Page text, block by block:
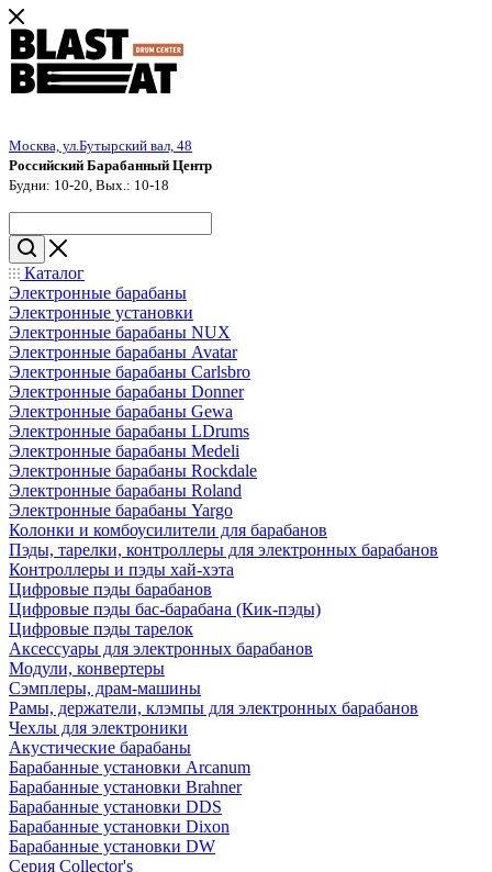
Москва, ул.Бутырский вал, 48
Российский Барабанный Центр
Будни: 10-20, Вых.: 10-18
Каталог
Электронные барабаны
Электронные установки
Электронные барабаны NUX
Электронные барабаны Avatar
Электронные барабаны Carlsbro
Электронные барабаны Donner
Электронные барабаны Gewa
Электронные барабаны LDrums
Электронные барабаны Medeli
Электронные барабаны Rockdale
Электронные барабаны Roland
Электронные барабаны Yargo
Колонки и комбоусилители для барабанов
Пэды, тарелки, контроллеры для электронных барабанов
Контроллеры и пэды хай-хэта
Цифровые пэды барабанов
Цифровые пэды бас-барабана (Кик-пэды)
Цифровые пэды тарелок
Аксессуары для электронных барабанов
Модули, конвертеры
Сэмплеры, драм-машины
Рамы, держатели, клэмпы для электронных барабанов
Чехлы для электроники
Акустические барабаны
Барабанные установки Arcanum
Барабанные установки Brahner
Барабанные установки DDS
Барабанные установки Dixon
Барабанные установки DW
Серия Collector's